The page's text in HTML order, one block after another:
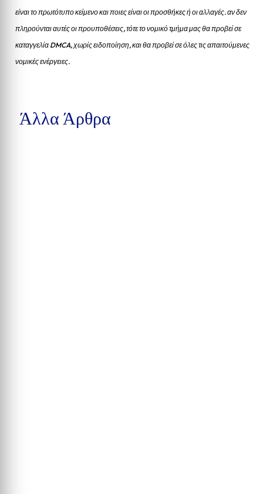
είναι το πρωτότυπο κείμενο και ποιες είναι οι προσθήκες ή οι αλλαγές. αν δεν
πληρούνται αυτές οι προυποθέσεις, τότε το νομικό τμήμα μας θα προβεί σε
καταγγελία DMCA, χωρίς ειδοποίηση, και θα προβεί σε όλες τις απαιτούμενες
νομικές ενέργειες.
Άλλα Άρθρα